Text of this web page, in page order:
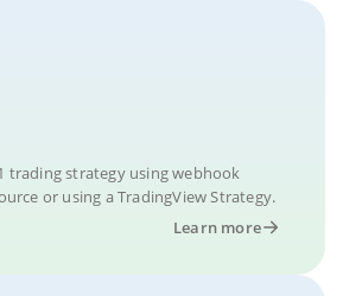
trading strategy using webhook
or using a TradingView Strategy.
Learn more